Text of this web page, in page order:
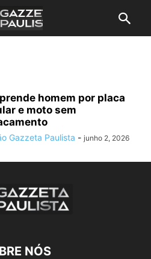
homem por placa
e moto sem
Gazzeta Paulista - junho 2, 2026
NÓS